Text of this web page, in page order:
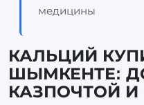
медицины
КАЛЬЦИЙ
ШЫМКЕНТЕ:
КАЗПОЧТОЙ И